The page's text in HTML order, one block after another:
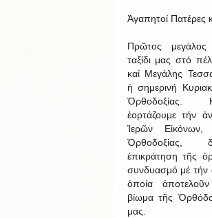
Ἀγαπητοί Πατέρες
Πρῶτος
ταξίδι μας στό
καί Μεγάλης
ἡ σημερινή
Ὀρθοδοξίας.
ἑορτάζουμε τήν
Ἱερῶν
Ὀρθοδοξίας,
ἐπικράτηση τῆς
συνδυασμό μέ
ὁποία
βίωμα τῆς
μας.